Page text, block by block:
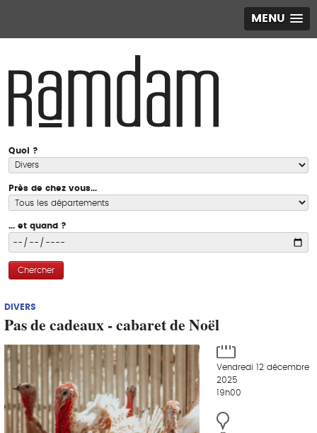
MENU
Quoi ?
Près de chez vous...
... et quand ?
Chercher
DIVERS
Pas de cadeaux - cabaret de Noël
Vendredi 12 décembre
2025
19h00